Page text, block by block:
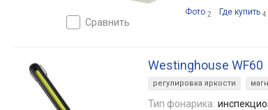
сравнить
Фото 2 Где купить 4
Westinghouse WF60
регулировка яркости
Тип фонарика: